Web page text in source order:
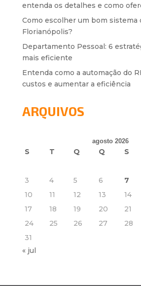
entenda os detalhes e como
Como escolher um bom sistema
Florianópolis?
Departamento Pessoal: 6
mais eficiente
Entenda como a automação do
custos e aumentar a eficiência
ARQUIVOS
agosto 2026
S T Q Q S
3
4 5 6 7
10
11 12 13 14
17
18 19 20 21
24
25 26 27 28
31
« jul